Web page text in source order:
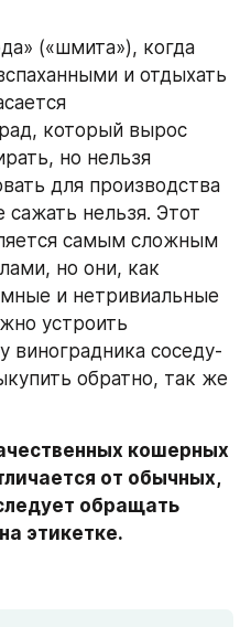
(«шмита»), когда
и отдыхать
который вырос
но нельзя
для производства
нельзя. Этот
самым сложным
но они, как
и нетривиальные
устроить
виноградника соседу-
обратно, так же
кошерных
от обычных,
обращать
этикетке.